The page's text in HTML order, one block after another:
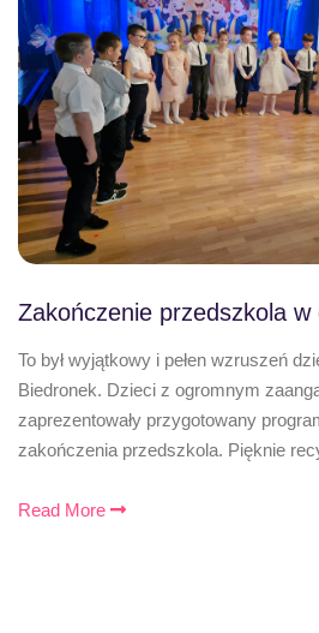
Zakończenie przedszkola w
To był wyjątkowy i pełen wzruszeń
Biedronek. Dzieci z ogromnym
zaprezentowały przygotowany
zakończenia przedszkola. Pięknie
Read More